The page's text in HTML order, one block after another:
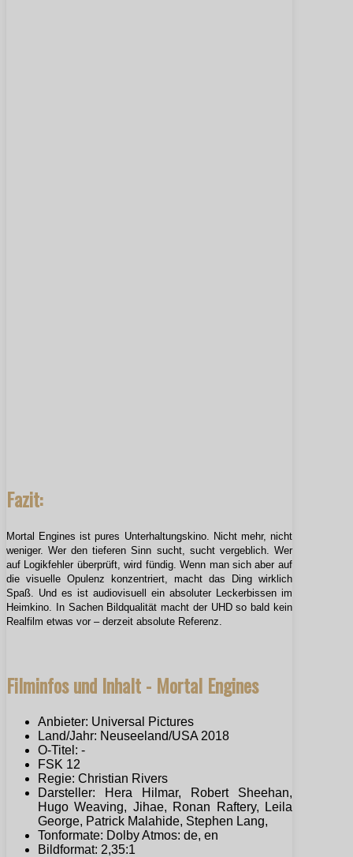
Fazit:
Mortal Engines ist pures Unterhaltungskino. Nicht mehr, nicht
weniger. Wer den tieferen Sinn sucht, sucht vergeblich. Wer
auf Logikfehler überprüft, wird fündig. Wenn man sich aber auf
die visuelle Opulenz konzentriert, macht das Ding wirklich
Spaß. Und es ist audiovisuell ein absoluter Leckerbissen im
Heimkino. In Sachen Bildqualität macht der UHD so bald kein
Realfilm etwas vor – derzeit absolute Referenz.
Filminfos und Inhalt - Mortal Engines
Anbieter: Universal Pictures
Land/Jahr: Neuseeland/USA 2018
O-Titel: -
FSK 12
Regie: Christian Rivers
Darsteller: Hera Hilmar, Robert Sheehan,
Hugo Weaving, Jihae, Ronan Raftery, Leila
George, Patrick Malahide, Stephen Lang,
Tonformate: Dolby Atmos: de, en
Bildformat: 2,35:1